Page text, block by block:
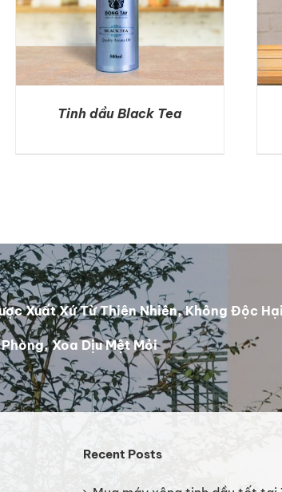
Tinh dầu Black Tea
Xuất Xứ Từ Thiên Nhiên, Không Độc
Xoa Dịu Mệt Mỏi
Recent Posts